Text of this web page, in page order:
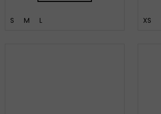
S M L XS